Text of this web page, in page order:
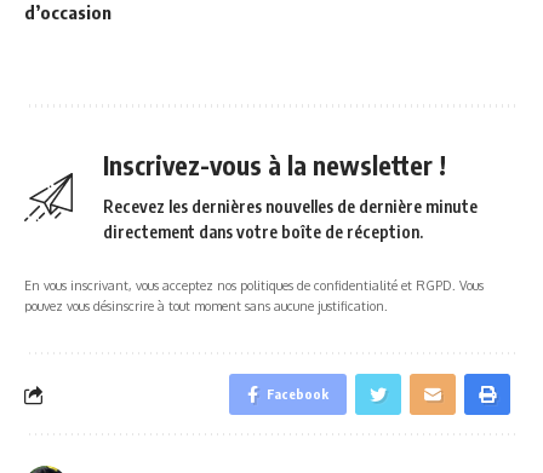
d’occasion
Inscrivez-vous à la newsletter !
Recevez les dernières nouvelles de dernière minute
directement dans votre boîte de réception.
En vous inscrivant, vous acceptez nos politiques de confidentialité et RGPD. Vous
pouvez vous désinscrire à tout moment sans aucune justification.
Facebook